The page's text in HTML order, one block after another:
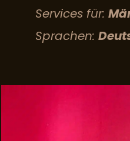
Services für:
Sprachen: